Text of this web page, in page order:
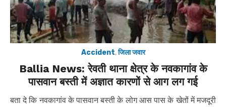
Accident,जिला जवार
Ballia News: रेवती थाना क्षेत्र के नवकागांव के
पासवान बस्ती में अज्ञात कारणों से आग लग गई
बता दे कि नवकागांव के पासवान बस्ती के लोग आस पास के खेतों में मजदूरी